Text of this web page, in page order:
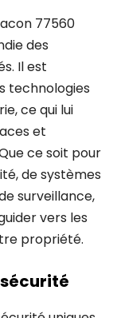
77560
des
Il est
technologies
ce qui lui
et
ce soit pour
de systèmes
surveillance,
vers les
propriété.